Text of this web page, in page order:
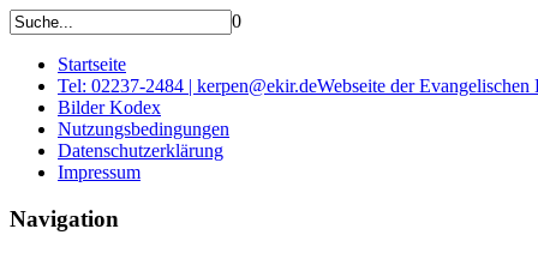
0
Startseite
Tel: 02237-2484 | kerpen@ekir.deWebseite der
Bilder Kodex
Nutzungsbedingungen
Datenschutzerklärung
Impressum
Navigation